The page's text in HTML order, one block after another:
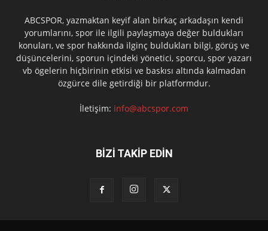
ABCSPOR, yazmaktan keyif alan birkaç arkadaşın kendi
yorumlarını, spor ile ilgili paylaşmaya değer buldukları
konuları, ve spor hakkında ilginç buldukları bilgi, görüş ve
düşüncelerini, sporun içindeki yönetici, sporcu, spor yazarı
vb ögelerin hiçbirinin etkisi ve baskısı altında kalmadan
özgürce dile getirdiği bir platformdur.
İletişim: info@abcspor.com
BİZİ TAKİP EDİN